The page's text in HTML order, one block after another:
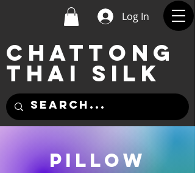
Log In
CHATTONG
THAI SILK
pillow